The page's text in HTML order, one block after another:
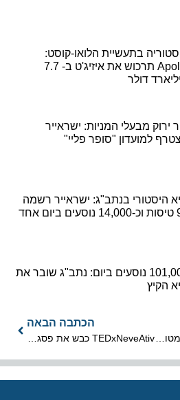
בתעשיית הלואו-קוסט:
Apollo תרכוש את איזיג'ט ב- 7.7
דולר
מבעלי המניות: ישראייר
למועדון "סופר פליי"
בנתב"ג: ישראייר רשמה
101,000 נוסעים ביום: נתב"ג שובר את
ישראייר עושה היסטוריה: מטוס ה-A330 הראשון בבעלותה נחת בישראל
הכתבה הבאה
TEDxNeveAtiv כבש את פסגת החרמון